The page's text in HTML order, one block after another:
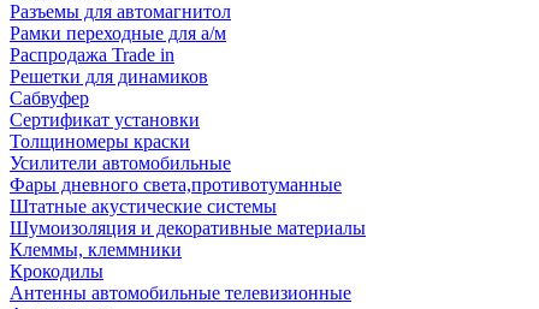
Разъемы для автомагнитол
Рамки переходные для а/м
Распродажа Trade in
Решетки для динамиков
Сабвуфер
Сертификат установки
Толщиномеры краски
Усилители автомобильные
Фары дневного света,противотуманные
Штатные акустические системы
Шумоизоляция и декоративные материалы
Клеммы, клеммники
Крокодилы
Антенны автомобильные телевизионные